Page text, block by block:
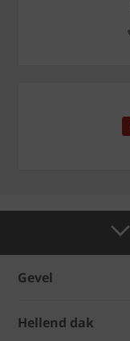
Gevel
Hellend dak